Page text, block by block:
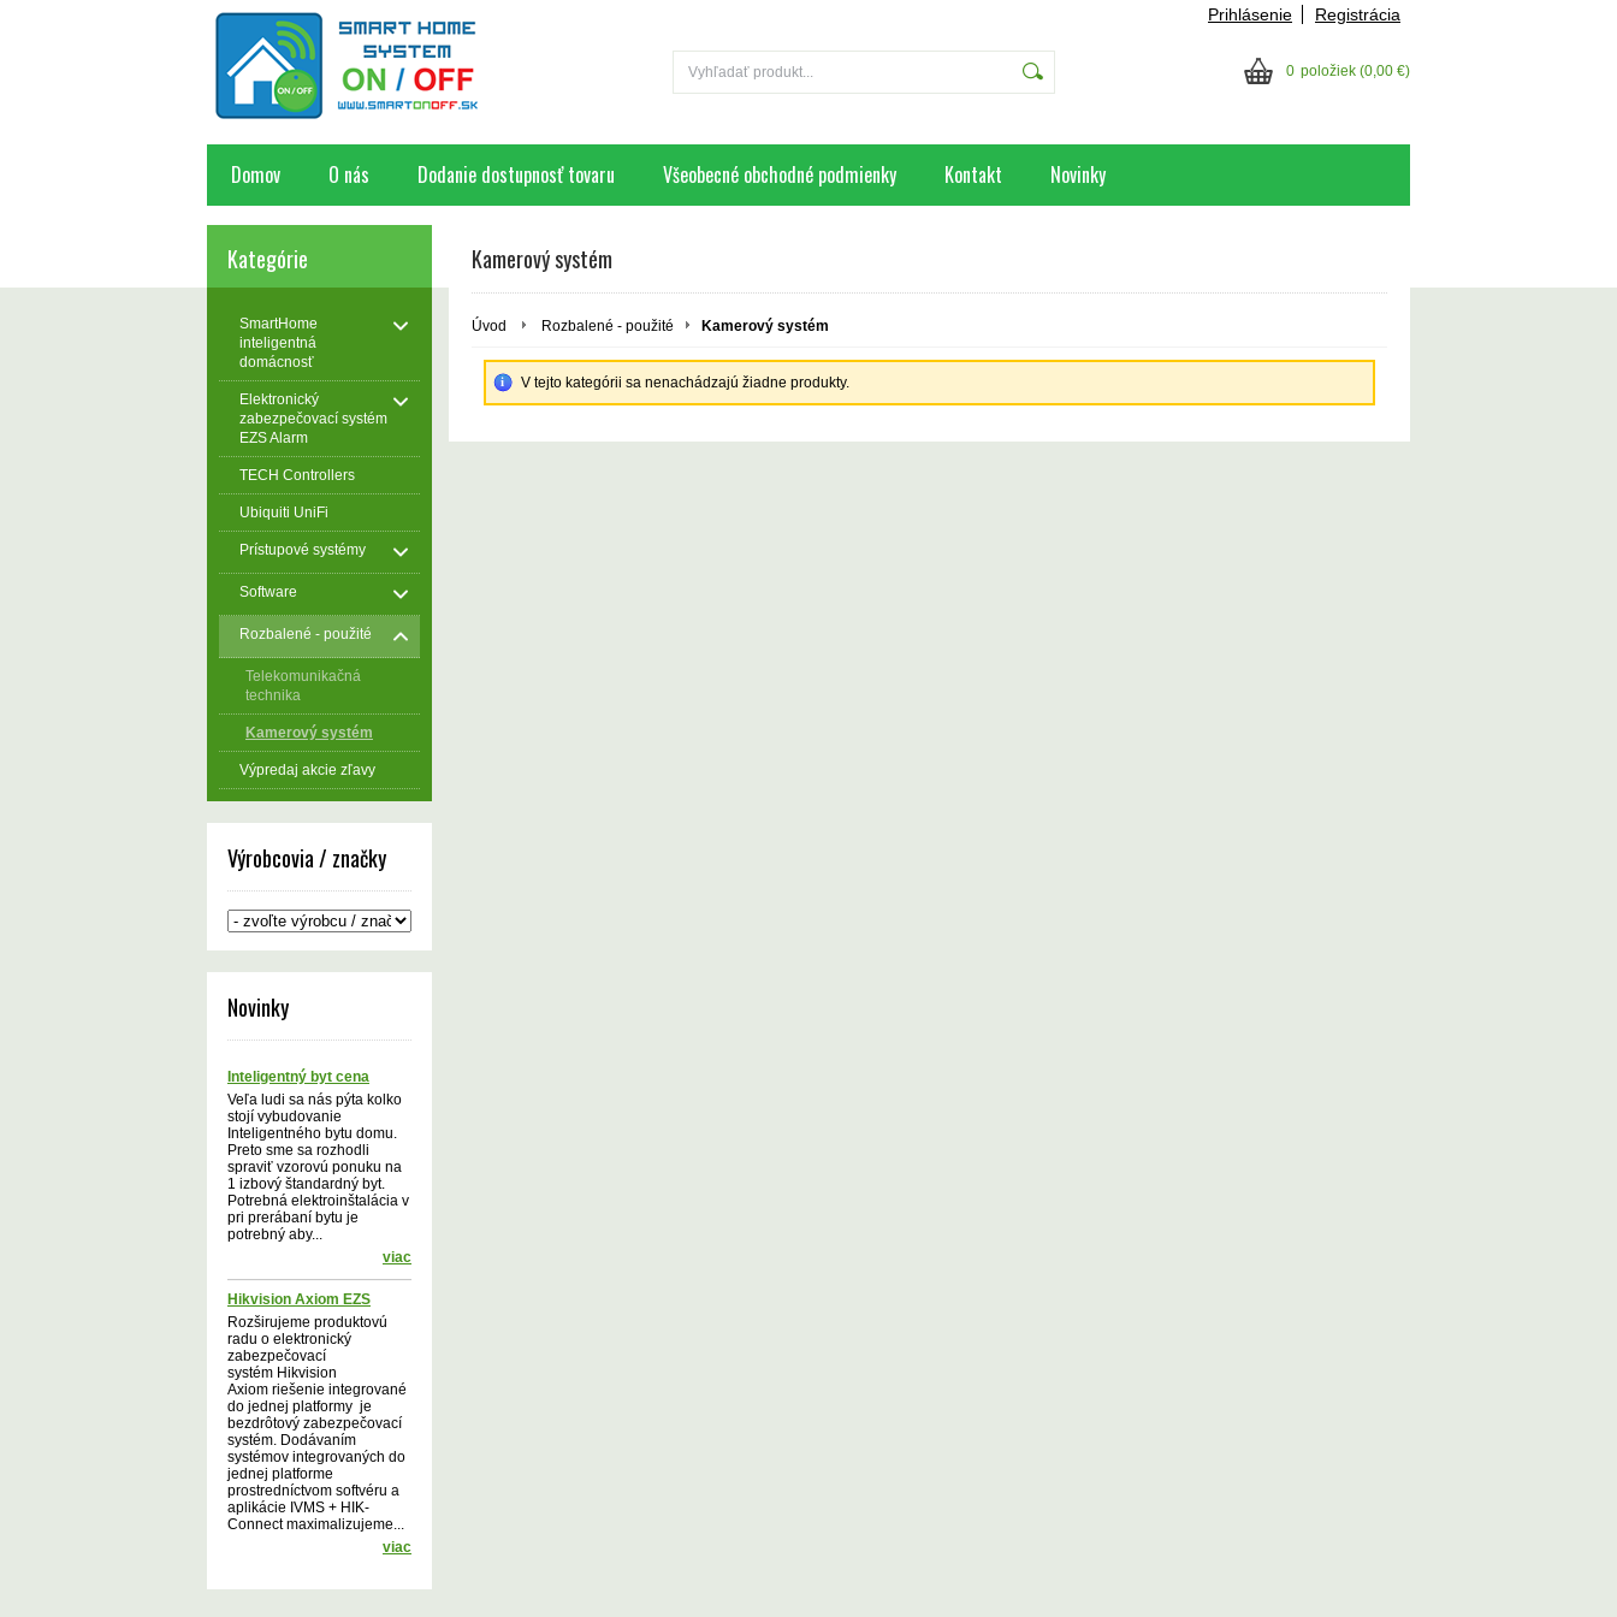
Prihlásenie Registrácia
0 položiek (0,00 €)
Domov O nás Dodanie dostupnosť tovaru Všeobecné obchodné podmienky Kontakt Novinky
Kategórie
SmartHome
inteligentná
domácnosť
Elektronický
zabezpečovací systém
EZS Alarm
TECH Controllers
Ubiquiti UniFi
Prístupové systémy
Software
Rozbalené - použité
Telekomunikačná
technika
Kamerový systém
Výpredaj akcie zľavy
Výrobcovia / značky
Novinky
Inteligentný byt cena
Veľa ludi sa nás pýta kolko
stojí vybudovanie
Inteligentného bytu domu.
Preto sme sa rozhodli
spraviť vzorovú ponuku na
1 izbový štandardný byt.
Potrebná elektroinštalácia v
pri prerábaní bytu je
potrebný aby...
viac
Hikvision Axiom EZS
Rozširujeme produktovú
radu o elektronický
zabezpečovací
systém Hikvision
Axiom riešenie integrované
do jednej platformy je
bezdrôtový zabezpečovací
systém. Dodávaním
systémov integrovaných do
jednej platforme
prostredníctvom softvéru a
aplikácie IVMS + HIK-
Connect maximalizujeme...
viac
Kamerový systém
Úvod Rozbalené - použité Kamerový systém
V tejto kategórii sa nenachádzajú žiadne produkty.